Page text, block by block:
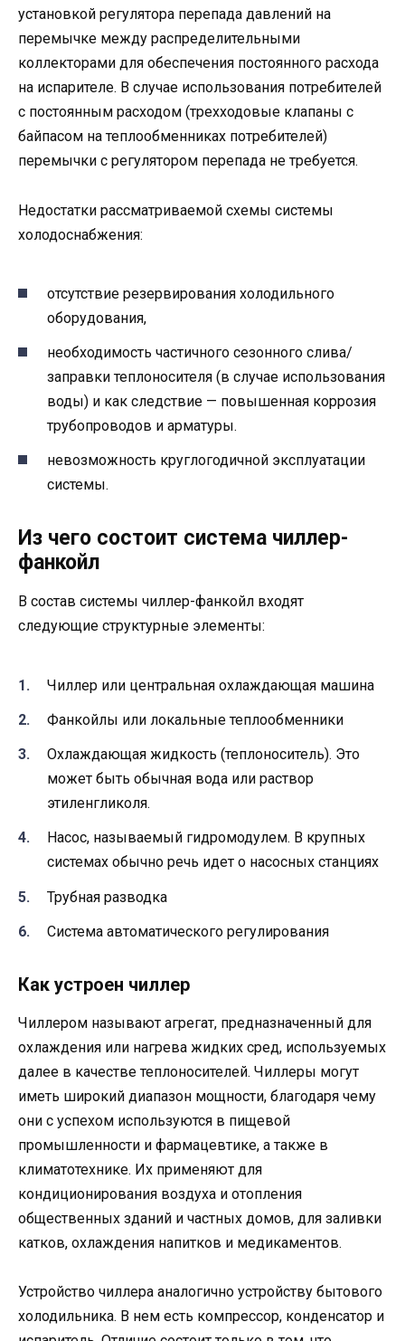
установкой регулятора перепада давлений на
перемычке между распределительными
коллекторами для обеспечения постоянного расхода
на испарителе. В случае использования потребителей
с постоянным расходом (трехходовые клапаны с
байпасом на теплообменниках потребителей)
перемычки с регулятором перепада не требуется.
Недостатки рассматриваемой схемы системы
холодоснабжения:
отсутствие резервирования холодильного
оборудования,
необходимость частичного сезонного слива/
заправки теплоносителя (в случае использования
воды) и как следствие — повышенная коррозия
трубопроводов и арматуры.
невозможность круглогодичной эксплуатации
системы.
Из чего состоит система чиллер-
фанкойл
В состав системы чиллер-фанкойл входят
следующие структурные элементы:
Чиллер или центральная охлаждающая машина
Фанкойлы или локальные теплообменники
Охлаждающая жидкость (теплоноситель). Это
может быть обычная вода или раствор
этиленгликоля.
Насос, называемый гидромодулем. В крупных
системах обычно речь идет о насосных станциях
Трубная разводка
Система автоматического регулирования
Как устроен чиллер
Чиллером называют агрегат, предназначенный для
охлаждения или нагрева жидких сред, используемых
далее в качестве теплоносителей. Чиллеры могут
иметь широкий диапазон мощности, благодаря чему
они с успехом используются в пищевой
промышленности и фармацевтике, а также в
климатотехнике. Их применяют для
кондиционирования воздуха и отопления
общественных зданий и частных домов, для заливки
катков, охлаждения напитков и медикаментов.
Устройство чиллера аналогично устройству бытового
холодильника. В нем есть компрессор, конденсатор и